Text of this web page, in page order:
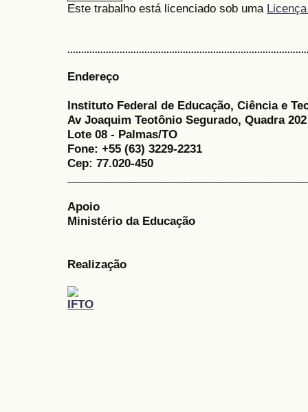
Este trabalho está licenciado sob uma
Endereço
Instituto Federal de Educação, Ciência e
Av Joaquim Teotônio Segurado, Quadra
Lote 08 - Palmas/TO
Fone: +55 (63) 3229-2231
Cep: 77.020-450
Apoio
Ministério da Educação
Realização